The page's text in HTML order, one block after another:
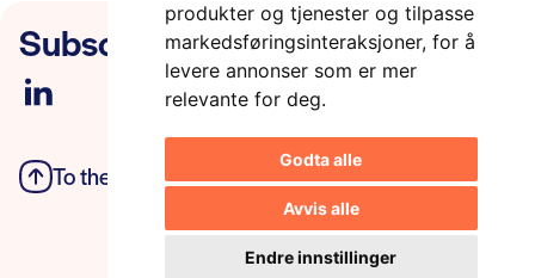
produkter og tjenester og tilpasse
markedsføringsinteraksjoner, for å
levere annonser som er mer
relevante for deg.
Godta alle
Avvis alle
Endre innstillinger
Subscribe to our newsletter
To the top Privacy Policy